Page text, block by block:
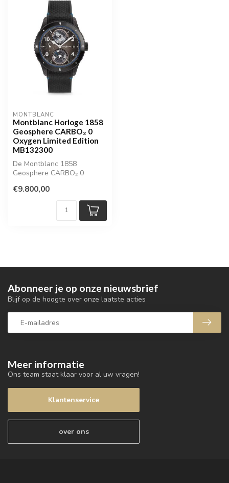
MONTBLANC
Montblanc Horloge 1858
Geosphere CARBO₂ 0
Oxygen Limited Edition
MB132300
De Montblanc 1858
Geosphere CARBO₂ 0
MB132300 is een gren...
€9.800,00
Meer informatie
Ons team staat klaar voor al uw vragen!
Klantenservice
over ons
Abonneer je op onze nieuwsbrief
Blijf op de hoogte over onze laatste acties